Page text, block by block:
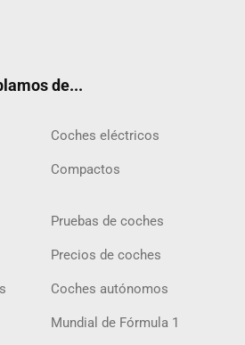
de...
Coches eléctricos
Compactos
Pruebas de coches
Precios de coches
Coches autónomos
Mundial de Fórmula 1